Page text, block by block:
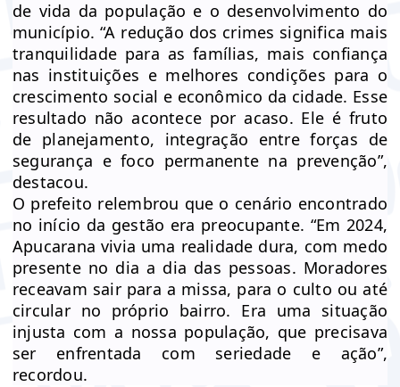
de vida da população e o desenvolvimento do
município. “A redução dos crimes significa mais
tranquilidade para as famílias, mais confiança
nas instituições e melhores condições para o
crescimento social e econômico da cidade. Esse
resultado não acontece por acaso. Ele é fruto
de planejamento, integração entre forças de
segurança e foco permanente na prevenção”,
destacou.
O prefeito relembrou que o cenário encontrado
no início da gestão era preocupante. “Em 2024,
Apucarana vivia uma realidade dura, com medo
presente no dia a dia das pessoas. Moradores
receavam sair para a missa, para o culto ou até
circular no próprio bairro. Era uma situação
injusta com a nossa população, que precisava
ser enfrentada com seriedade e ação”,
recordou.